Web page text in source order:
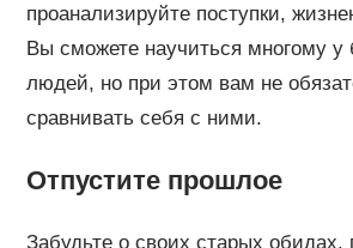
проанализируйте поступки,
Вы сможете научиться многому
людей, но при этом вам не
сравнивать себя с ними.
Отпустите прошлое
Забудьте о своих старых обидах,